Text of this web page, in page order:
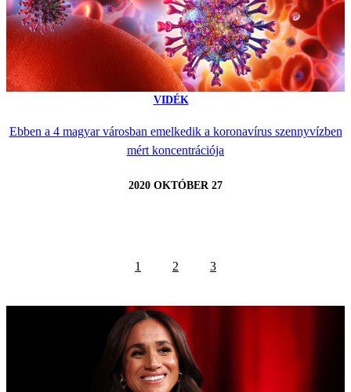
VIDÉK
Ebben a 4 magyar városban emelkedik a koronavírus szennyvízben
mért koncentrációja
2020 OKTÓBER 27
1 2 3